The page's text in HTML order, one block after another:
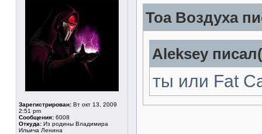
Зарегистрирован: Вт окт 13, 2009
2:51 pm
Сообщения: 6008
Откуда: Из родины Владимира
Ильича Ленина
Тоа Воздуха
Aleksey
ты или Fat